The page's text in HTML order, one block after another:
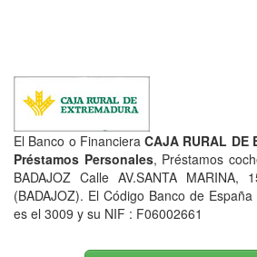
El Banco o Financiera CAJA RURAL DE
Préstamos Personales, Préstamos
BADAJOZ Calle AV.SANTA
(BADAJOZ). El Código Banco de
es el 3009 y su NIF : F06002661